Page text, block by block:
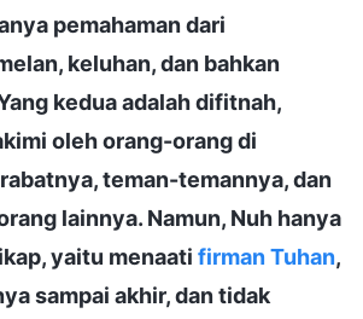
pemahaman dari
keluhan, dan bahkan
kedua adalah difitnah,
oleh orang-orang di
teman-temannya, dan
lainnya. Namun, Nuh hanya
yaitu menaati firman Tuhan,
sampai akhir, dan tidak